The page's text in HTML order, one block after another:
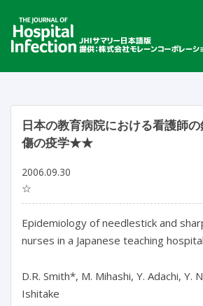
日本の教育病院における看護師
傷の疫学★★
2006.09.30
☆
Epidemiology of needlestick and
nurses in a Japanese teaching hospital
D.R. Smith*, M. Mihashi, Y. Adachi, Y.
Ishitake